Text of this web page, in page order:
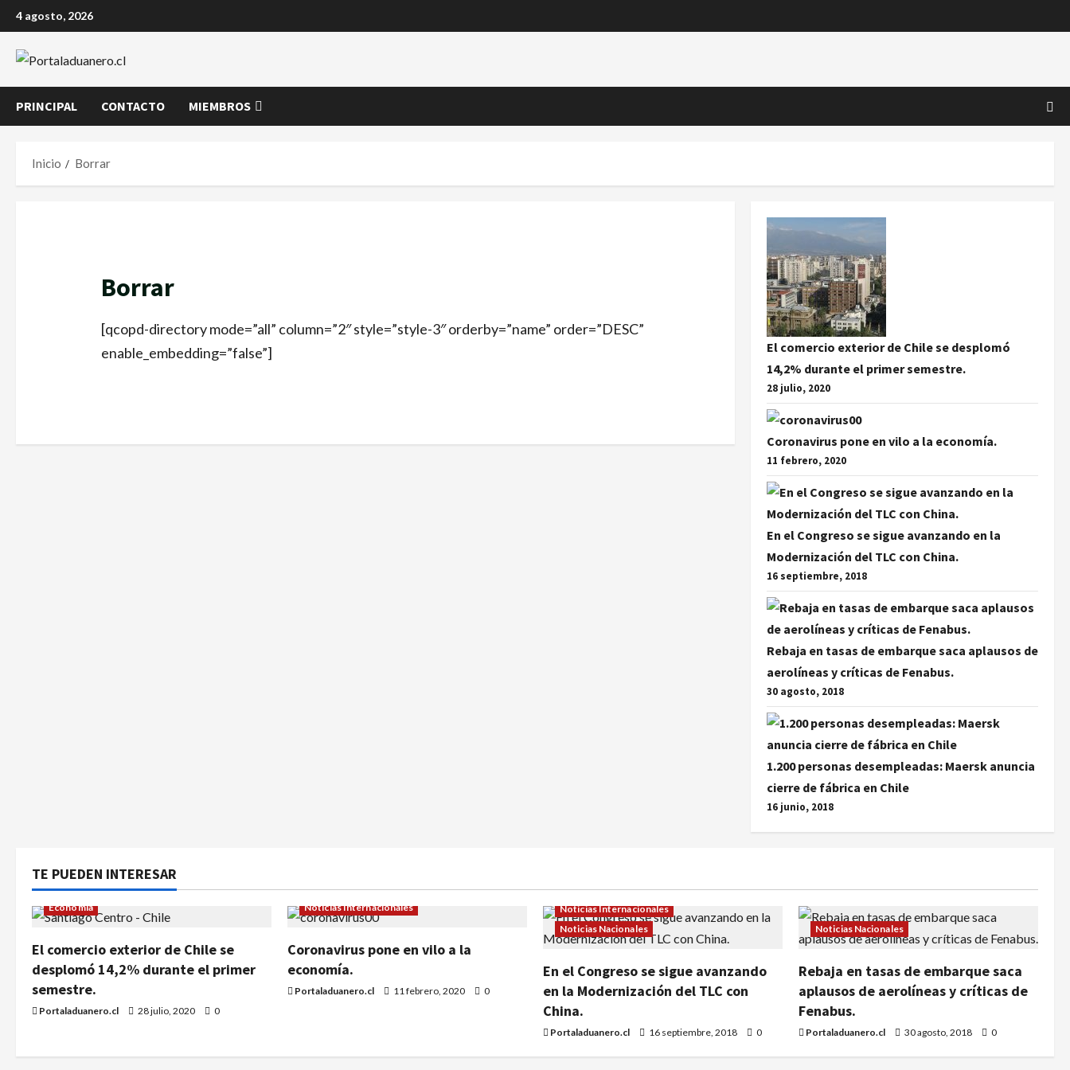
4 agosto, 2026
PRINCIPAL CONTACTO MIEMBROS
Inicio Borrar
Borrar
[qcopd-directory mode=”all” column=”2″ style=”style-3″ orderby=”name” order=”DESC”
enable_embedding=”false”]
El comercio exterior de Chile se desplomó
14,2% durante el primer semestre.
28 julio, 2020
Coronavirus pone en vilo a la economía.
11 febrero, 2020
En el Congreso se sigue avanzando en la
Modernización del TLC con China.
16 septiembre, 2018
Rebaja en tasas de embarque saca aplausos de
aerolíneas y críticas de Fenabus.
30 agosto, 2018
1.200 personas desempleadas: Maersk anuncia
cierre de fábrica en Chile
16 junio, 2018
TE PUEDEN INTERESAR
Economía
El comercio exterior de Chile se
desplomó 14,2% durante el primer
semestre.
Portaladuanero.cl 28 julio, 2020 0
Noticias Internacionales
Coronavirus pone en vilo a la
economía.
Portaladuanero.cl 11 febrero, 2020 0
Noticias Internacionales
Noticias Nacionales
En el Congreso se sigue avanzando
en la Modernización del TLC con
China.
Portaladuanero.cl 16 septiembre, 2018 0
Noticias Nacionales
Rebaja en tasas de embarque saca
aplausos de aerolíneas y críticas de
Fenabus.
Portaladuanero.cl 30 agosto, 2018 0